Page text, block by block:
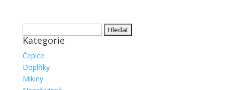
Kategorie
Čepice
Doplňky
Mikiny